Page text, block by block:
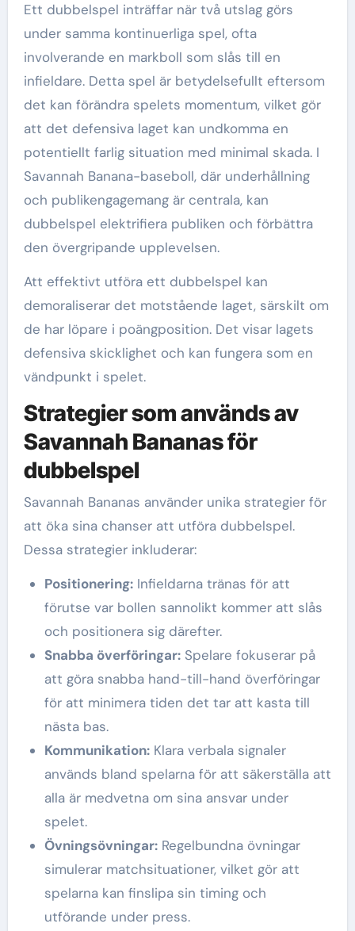
Ett dubbelspel inträffar när två utslag görs
under samma kontinuerliga spel, ofta
involverande en markboll som slås till en
infieldare. Detta spel är betydelsefullt eftersom
det kan förändra spelets momentum, vilket gör
att det defensiva laget kan undkomma en
potentiellt farlig situation med minimal skada. I
Savannah Banana-baseboll, där underhållning
och publikengagemang är centrala, kan
dubbelspel elektrifiera publiken och förbättra
den övergripande upplevelsen.
Att effektivt utföra ett dubbelspel kan
demoraliserar det motstående laget, särskilt om
de har löpare i poängposition. Det visar lagets
defensiva skicklighet och kan fungera som en
vändpunkt i spelet.
Strategier som används av
Savannah Bananas för
dubbelspel
Savannah Bananas använder unika strategier för
att öka sina chanser att utföra dubbelspel.
Dessa strategier inkluderar:
Positionering:Infieldarna tränas för att
förutse var bollen sannolikt kommer att slås
och positionera sig därefter.
Snabba överföringar:Spelare fokuserar på
att göra snabba hand-till-hand överföringar
för att minimera tiden det tar att kasta till
nästa bas.
Kommunikation:Klara verbala signaler
används bland spelarna för att säkerställa att
alla är medvetna om sina ansvar under
spelet.
Övningsövningar:Regelbundna övningar
simulerar matchsituationer, vilket gör att
spelarna kan finslipa sin timing och
utförande under press.